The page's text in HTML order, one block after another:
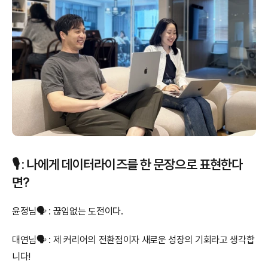
🎙️ : 나에게 데이터라이즈를 한 문장으로 표현한다
면?
윤정님🗣️ : 끊임없는 도전이다.
대연님🗣️ : 제 커리어의 전환점이자 새로운 성장의 기회라고 생각합
니다!